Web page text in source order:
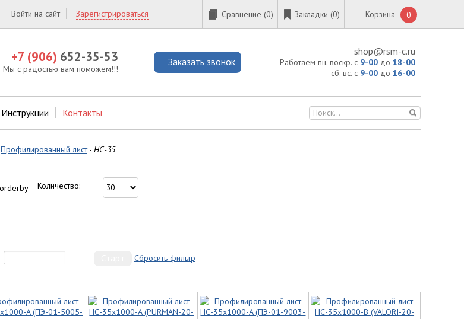
Сравнение (0) Закладки (0) Корзина 0
Войти на сайт Зарегистрироваться
shop@rsm-c.ru
Работаем пн.-воскр. с 9-00 до 18-00
сб.-вс. с 9-00 до 16-00
Заказать звонок
+7 (906) 652-35-53
Мы с радостью вам поможем!!!
Инструкции Контакты
Профилированный лист- НС-35
Количество:
Сбросить фильтр